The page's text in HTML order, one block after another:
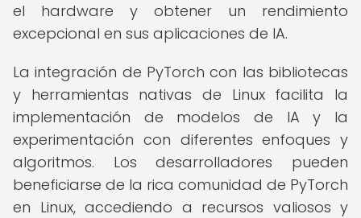
el hardware y obtener un rendimiento
excepcional en sus aplicaciones de IA.
La integración de PyTorch con las bibliotecas
y herramientas nativas de Linux facilita la
implementación de modelos de IA y la
experimentación con diferentes enfoques y
algoritmos. Los desarrolladores pueden
beneficiarse de la rica comunidad de PyTorch
en Linux, accediendo a recursos valiosos y